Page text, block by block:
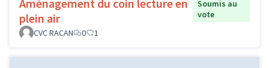
Aménagement du coin lecture en
plein air
Soumis au
vote
CVC RACAN
0 1